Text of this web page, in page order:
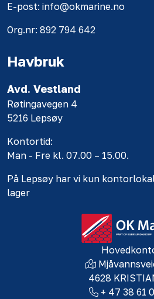
E-post: info@okmarine.no
Org.nr: 892 794 642
Havbruk
Avd. Vestland
Røtingavegen 4
5216 Lepsøy
Kontortid:
Man - Fre kl. 07.00 – 15.00.
På Lepsøy har vi kun
lager
4628
+ 47 38 61